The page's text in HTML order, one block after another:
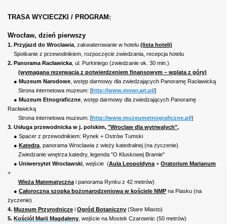
TRASA WYCIECZKI / PROGRAM:
Wrocław, dzień pierwszy
1. Przyjazd do Wroclawia , zakwaterowanie w hotelu (lista hoteli)
Spotkanie z przewodnikiem, rozpoczęcie zwiedzania, recepcja hotelu
2. Panorama Racławicka , ul. Purkiniego (zwiedzanie ok. 30 min.)
(wymagana rezerwacja z potwierdzeniem finansowym – wplata z góry)
● Muzeum Narodowe , wstęp darmowy dla zwiedzających Panoramę Racławicką
Strona internetowa muzeum: [http://www.mnwr.art.pl/]
● Muzeum Etnograficzne , wstęp darmowy dla zwiedzających Panoramę
Racławicką
Strona internetowa muzeum: [http://www.muzeumetnograficzne.pl/]
3. Usługa przewodnicka w j. polskim, "Wroclaw dla wytrwalych",
● Spacer z przewodnikiem: Rynek + Ostrów Tumski
● Katedra , panorama Wroclawia z wieży katedralnej (na życzenie)
Zwiedzanie wnętrza katedry, legenda "O Kluskowej Bramie"
● Uniwersytet Wrocławski , wejście (Aula Leopoldyna + Oratorium Marianum
+
Wieża Matematyczna i panorama Rynku z 42 metrów)
● Całoroczna szopka bożonarodzeniowa w kościele NMP na Piasku (na
życzenie)
4. Muzeum Przyrodnicze i Ogród Botaniczny (Stare Miasto)
5. Kościół Marii Magdaleny wejście na Mostek Czarownic (50 metrów)